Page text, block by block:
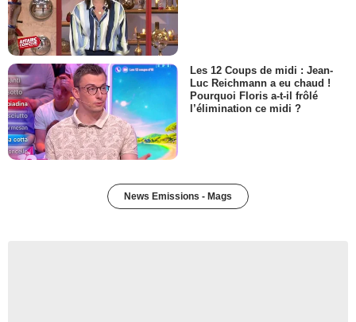
Les 12 Coups de midi : Jean-
Luc Reichmann a eu chaud !
Pourquoi Floris a-t-il frôlé
l’élimination ce midi ?
News Emissions - Mags